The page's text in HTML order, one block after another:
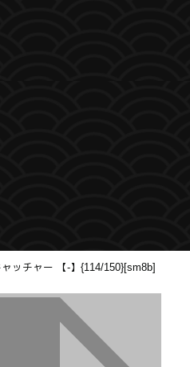
ッチャー 【-】{114/150}[sm8b]